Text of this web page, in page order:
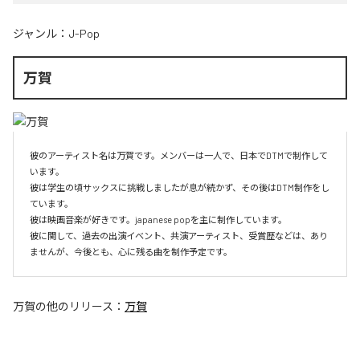
ジャンル： J-Pop
万賀
彼のアーティスト名は万賀です。メンバーは一人で、日本でDTMで制作して
います。
彼は学生の頃サックスに挑戦しましたが息が続かず、その後はDTM制作をし
ています。
彼は映画音楽が好きです。japanese popを主に制作しています。
彼に関して、過去の出演イベント、共演アーティスト、受賞歴などは、あり
ませんが、今後とも、心に残る曲を制作予定です。
万賀の他のリリース： 万賀